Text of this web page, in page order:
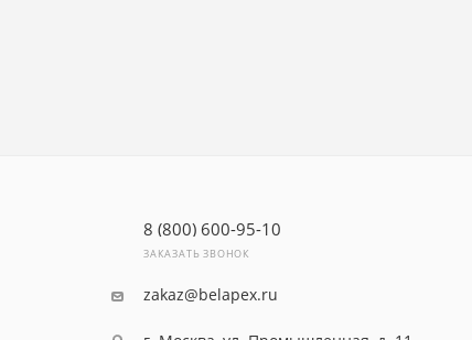
8 (800) 600-95-10
ЗАКАЗАТЬ ЗВОНОК
zakaz@belapex.ru